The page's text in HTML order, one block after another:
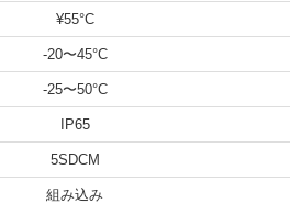
¥55°C
-20〜45°C
-25〜50°C
IP65
5SDCM
組み込み